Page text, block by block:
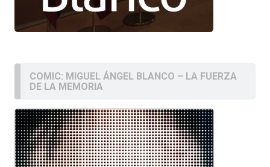
COMIC: MIGUEL ÁNGEL BLANCO – LA FUERZA
DE LA MEMORIA